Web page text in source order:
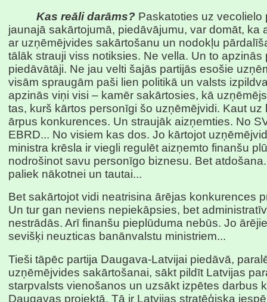
Kas reāli darāms? Paskatoties uz vecolielo
jaunajā sakārtojumā, piedāvājumu, var domāt, ka
ar uzņēmējvides sakārtošanu un nodokļu
tālāk strauji viss notiksies. Ne vella. Un to apzinās
piedāvātāji. Ne jau velti šajās partijās esošie
visām spraugām paši lien politikā un valsts
apzinās viņi visi – kamēr sakārtosies, kā
tas, kurš kārtos personīgi šo uzņēmējvidi. Kaut uz
ārpus konkurences. Un straujāk aizņemties. No
EBRD... No visiem kas dos. Jo kārtojot
ministra krēsla ir viegli regulēt aizņemto finanšu
nodrošinot savu personīgo biznesu. Bet
paliek nākotnei un tautai...
Bet sakārtojot vidi neatrisina ārējas konkurences
Un tur gan neviens nepiekāpsies, bet
nestrādās. Arī finanšu pieplūduma nebūs. Jo
sevišķi neuzticas banānvalstu ministriem...
Tieši tāpēc partija Daugava-Latvijai piedāvā,
uzņēmējvides sakārtošanai, sākt pildīt Latvijas
starpvalsts vienošanos un uzsākt izpētes darbus
Daugavas projektā. Tā ir Latvijas stratēģiska